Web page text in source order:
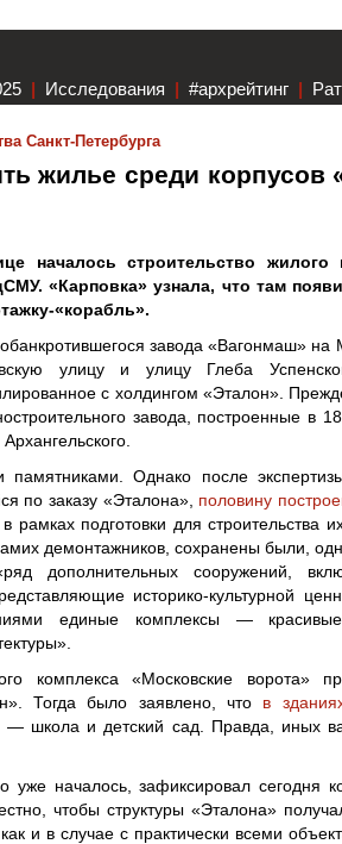
| Исследования | #архрейтинг |
Санкт-Петербурга
жилье среди корпусов
началось строительство жилого
«Карповка» узнала, что там
«корабль».
завода «Вагонмаш» на
улицу и улицу Глеба
с холдингом «Эталон».
завода, построенные в
памятниками. Однако после
по заказу «Эталона», половину
рамках подготовки для строительства
демонтажников, сохранены были,
дополнительных сооружений,
историко-культурной
единые комплексы —
комплекса «Московские ворота»
Тогда было заявлено, что в
— школа и детский сад. Правда, иных
уже началось, зафиксировал сегодня
чтобы структуры «Эталона»
и в случае с практически всеми